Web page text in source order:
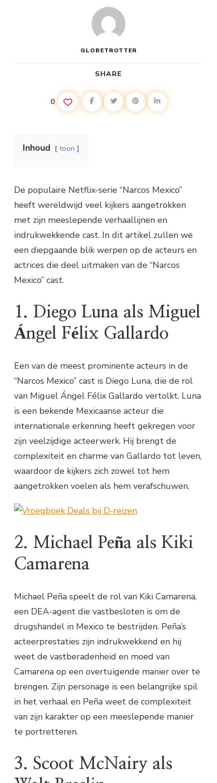
GLOBETROTTER
SHARE
0
Inhoud toon
De populaire Netflix-serie “Narcos Mexico”
heeft wereldwijd veel kijkers aangetrokken
met zijn meeslepende verhaallijnen en
indrukwekkende cast. In dit artikel zullen we
een diepgaande blik werpen op de acteurs en
actrices die deel uitmaken van de “Narcos
Mexico” cast.
1. Diego Luna als Miguel
Ángel Félix Gallardo
Een van de meest prominente acteurs in de
“Narcos Mexico” cast is Diego Luna, die de rol
van Miguel Ángel Félix Gallardo vertolkt. Luna
is een bekende Mexicaanse acteur die
internationale erkenning heeft gekregen voor
zijn veelzijdige acteerwerk. Hij brengt de
complexiteit en charme van Gallardo tot leven,
waardoor de kijkers zich zowel tot hem
aangetrokken voelen als hem verafschuwen.
2. Michael Peña als Kiki
Camarena
Michael Peña speelt de rol van Kiki Camarena,
een DEA-agent die vastbesloten is om de
drugshandel in Mexico te bestrijden. Peña’s
acteerprestaties zijn indrukwekkend en hij
weet de vastberadenheid en moed van
Camarena op een overtuigende manier over te
brengen. Zijn personage is een belangrijke spil
in het verhaal en Peña weet de complexiteit
van zijn karakter op een meeslepende manier
te portretteren.
3. Scoot McNairy als